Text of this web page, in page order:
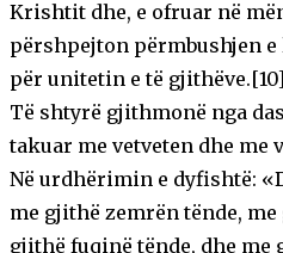
Krishtit dhe, e ofruar në
përshpejton përmbushjen e
për unitetin e të gjithëve.[10]
Të shtyrë gjithmonë nga
takuar me vetveten dhe me
Në urdhërimin e dyfishtë:
me gjithë zemrën tënde,
gjithë fuqinë tënde, dhe me